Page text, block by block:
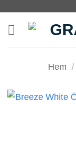
content
Hem /